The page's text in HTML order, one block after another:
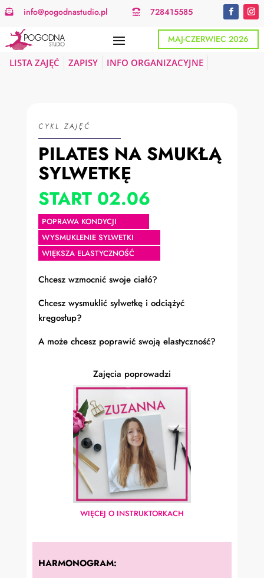
 info@pogodnastudio.pl  728415585
MAJ-CZERWIEC 2026
LISTA ZAJĘĆ
ZAPISY INFO ORGANIZACYJNE
CYKL ZAJĘĆ
PILATES NA SMUKŁĄ
SYLWETKĘ
START 02.06
POPRAWA KONDYCJI
WYSMUKLENIE SYLWETKI
WIĘKSZA ELASTYCZNOŚĆ
Chcesz wzmocnić swoje ciałó?
Chcesz wysmuklić sylwetkę i odciążyć
kręgosłup?
A może chcesz poprawić swoją elastyczność?
Zajęcia poprowadzi
WIĘCEJ O INSTRUKTORKACH
HARMONOGRAM: